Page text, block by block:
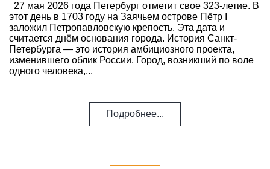
27 мая 2026 года Петербург отметит свое 323-летие. В
этот день в 1703 году на Заячьем острове Пётр I
заложил Петропавловскую крепость. Эта дата и
считается днём основания города. История Санкт-
Петербурга — это история амбициозного проекта,
изменившего облик России. Город, возникший по воле
одного человека,...
Подробнее...